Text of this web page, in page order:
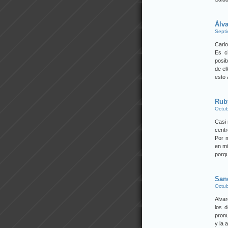
Es
de
esto
Casi
Por
en
los
y la